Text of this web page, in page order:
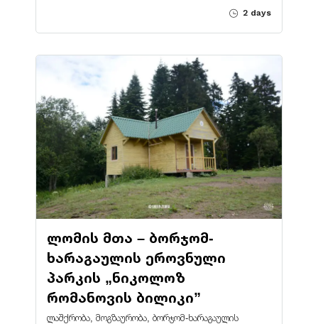
2 days
ლომის მთა – ბორჯომ-
ხარაგაულის ეროვნული
პარკის „ნიკოლოზ
რომანოვის ბილიკი”
ლაშქრობა, მოგზაურობა, ბორჯომ-ხარაგაულის